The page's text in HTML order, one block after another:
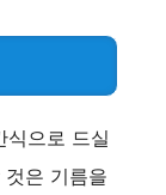
식으로 드실
은 기름을